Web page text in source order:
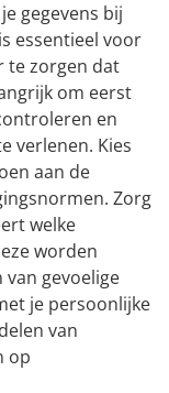
gegevens bij
essentieel voor
te zorgen dat
om eerst
en
verlenen. Kies
aan de
Zorg
welke
worden
gevoelige
je persoonlijke
van
op